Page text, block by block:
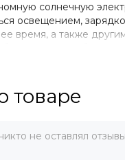
солнечную
освещением,
время, а также
про проблемы
заряжают банк
товаре
не оставлял